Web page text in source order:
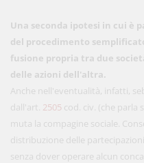
Una seconda ipotesi in cui è
del procedimento
fusione propria tra due
delle azioni dell'altra.
Anche nell'eventualità, infatti,
dall'art. 2505 cod. civ. (che
muta la compagine sociale.
distribuzione delle
senza dover operare alcun